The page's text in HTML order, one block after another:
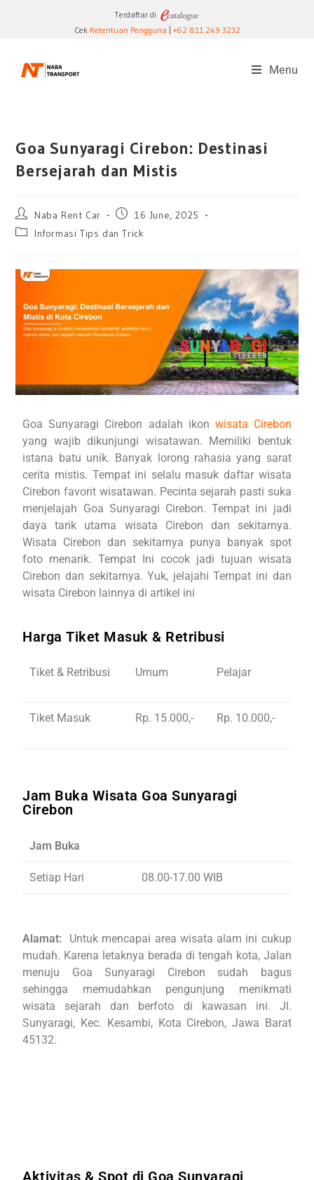
Terdaftar di
CekKetentuan Pengguna +62 811 249 3232
Menu
Goa Sunyaragi Cirebon: Destinasi
Bersejarah dan Mistis
Naba Rent Car
16 June, 2025
Informasi Tips dan Trick
Goa Sunyaragi Cirebon adalah ikon wisata Cirebon
yang wajib dikunjungi wisatawan. Memiliki bentuk
istana batu unik. Banyak lorong rahasia yang sarat
cerita mistis. Tempat ini selalu masuk daftar wisata
Cirebon favorit wisatawan. Pecinta sejarah pasti suka
menjelajah Goa Sunyaragi Cirebon. Tempat ini jadi
daya tarik utama wisata Cirebon dan sekitarnya.
Wisata Cirebon dan sekitarnya punya banyak spot
foto menarik. Tempat Ini cocok jadi tujuan wisata
Cirebon dan sekitarnya. Yuk, jelajahi Tempat ini dan
wisata Cirebon lainnya di artikel ini
Harga Tiket Masuk & Retribusi
Tiket & Retribusi Umum Pelajar
Tiket Masuk Rp. 15.000,- Rp. 10.000,-
Jam Buka Wisata Goa Sunyaragi
Cirebon
Jam Buka
Setiap Hari 08.00-17.00 WIB
Alamat:
Untuk mencapai area wisata alam ini cukup
mudah. Karena letaknya berada di tengah kota, Jalan
menuju Goa Sunyaragi Cirebon sudah bagus
sehingga memudahkan pengunjung menikmati
wisata sejarah dan berfoto di kawasan ini. Jl.
Sunyaragi, Kec. Kesambi, Kota Cirebon, Jawa Barat
45132.
Aktivitas & Spot di Goa Sunyaragi